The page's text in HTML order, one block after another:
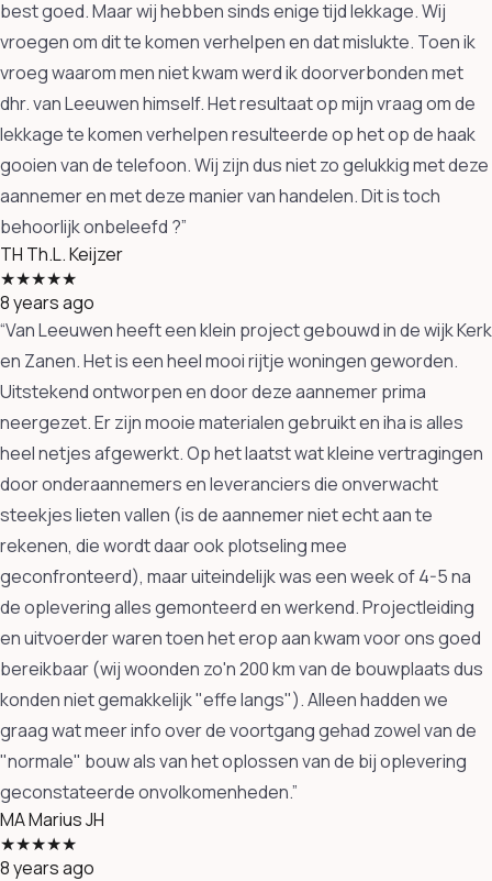
best goed. Maar wij hebben sinds enige tijd lekkage. Wij
vroegen om dit te komen verhelpen en dat mislukte. Toen ik
vroeg waarom men niet kwam werd ik doorverbonden met
dhr. van Leeuwen himself. Het resultaat op mijn vraag om de
lekkage te komen verhelpen resulteerde op het op de haak
gooien van de telefoon. Wij zijn dus niet zo gelukkig met deze
aannemer en met deze manier van handelen. Dit is toch
behoorlijk onbeleefd ?”
TH Th.L. Keijzer
★★★★★
8 years ago
“Van Leeuwen heeft een klein project gebouwd in de wijk Kerk
en Zanen. Het is een heel mooi rijtje woningen geworden.
Uitstekend ontworpen en door deze aannemer prima
neergezet. Er zijn mooie materialen gebruikt en iha is alles
heel netjes afgewerkt. Op het laatst wat kleine vertragingen
door onderaannemers en leveranciers die onverwacht
steekjes lieten vallen (is de aannemer niet echt aan te
rekenen, die wordt daar ook plotseling mee
geconfronteerd), maar uiteindelijk was een week of 4-5 na
de oplevering alles gemonteerd en werkend. Projectleiding
en uitvoerder waren toen het erop aan kwam voor ons goed
bereikbaar (wij woonden zo'n 200 km van de bouwplaats dus
konden niet gemakkelijk "effe langs"). Alleen hadden we
graag wat meer info over de voortgang gehad zowel van de
"normale" bouw als van het oplossen van de bij oplevering
geconstateerde onvolkomenheden.”
MAMarius JH
★★★★★
8 years ago